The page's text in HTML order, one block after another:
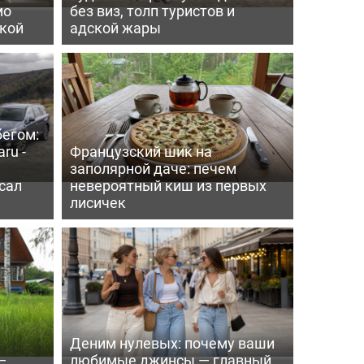
без виз, толп туристов и
адской жары
-
Французский шик на
заполярной даче: печем
невероятный киш из первых
лисичек
Деним нулевых: почему ваши
любимые джинсы — главный